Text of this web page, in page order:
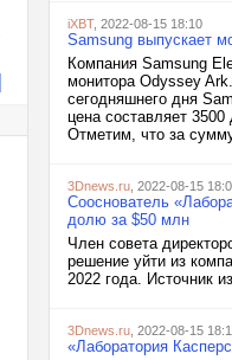
iXBT, 2022-08-15 18:10
Samsung выпускает
Компания Samsung
монитора Odyssey
сегодняшнего дня
цена составляет
Отметим, что за
3Dnews.ru , 2022-08-15
Сооснователь
долю за $50 млн
Член совета
решение уйти из
2022 года. Источник
3Dnews.ru , 2022-08-15
«Лаборатория